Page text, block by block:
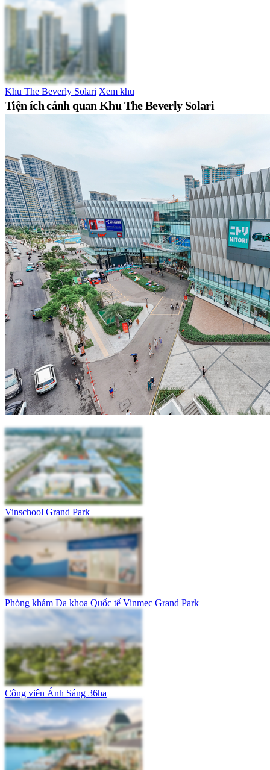
Khu The Beverly Solari Xem khu
Tiện ích cảnh quan Khu The Beverly Solari
Vinschool Grand Park
Phòng khám Đa khoa Quốc tế Vinmec Grand Park
Công viên Ánh Sáng 36ha